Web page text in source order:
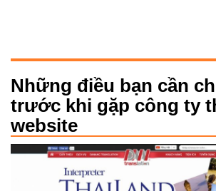
Những điều bạn cần
trước khi gặp công ty
website